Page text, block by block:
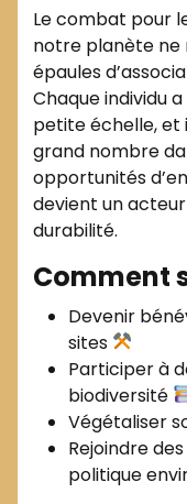
Le combat pour
notre planète ne
épaules
Chaque individu
petite échelle, et
grand nombre
opportunités
devient un
durabilité.
Comment
Devenir
sites
Participer à
biodiversité
Végétaliser
Rejoindre
politique